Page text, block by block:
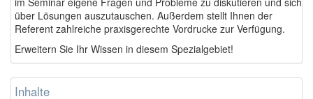
über Lösungen auszutauschen. Außerdem stellt Ihnen der
Referent zahlreiche praxisgerechte Vordrucke zur Verfügung.
Erweitern Sie Ihr Wissen in diesem Spezialgebiet!
Inhalte